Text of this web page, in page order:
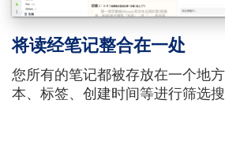
将读经笔记整合在一处
您所有的笔记都被存放在一个地
本、标签、创建时间等进行筛选搜